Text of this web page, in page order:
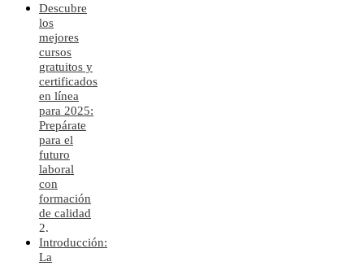
Descubre
los
mejores
cursos
gratuitos y
certificados
en línea
para 2025:
Prepárate
para el
futuro
laboral
con
formación
de calidad
Introducción:
La